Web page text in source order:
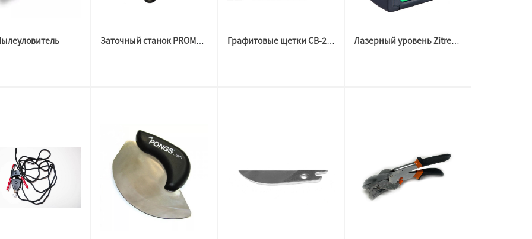
Заточный станок PROMA BKL-750 Графитовые щетки CB-204 2 шт. для 9069/9069F/9069SF Makita 191957-7 Лазерный уровень Zitrek LL12-GL 065-0179